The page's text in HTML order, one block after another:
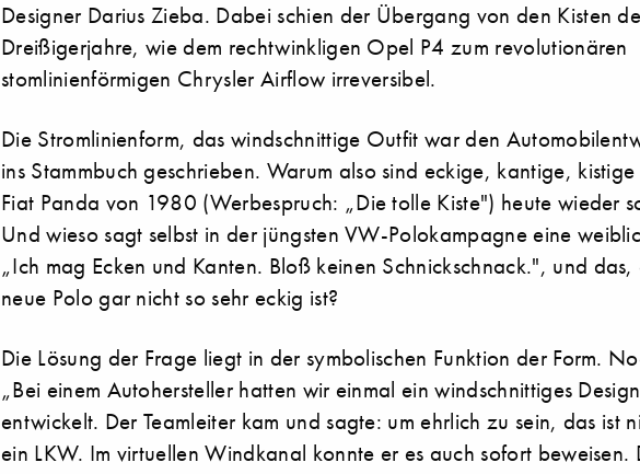
Designer Darius Zieba. Dabei schien der Übergang von den Kisten
Dreißigerjahre, wie dem rechtwinkligen Opel P4 zum revolutionären
stomlinienförmigen Chrysler Airflow irreversibel.
Die Stromlinienform, das windschnittige Outfit war den
ins Stammbuch geschrieben. Warum also sind eckige, kantige,
Fiat Panda von 1980 (Werbespruch: „Die tolle Kiste") heute wieder
Und wieso sagt selbst in der jüngsten VW-Polokampagne eine
„Ich mag Ecken und Kanten. Bloß keinen Schnickschnack.", und
neue Polo gar nicht so sehr eckig ist?
Die Lösung der Frage liegt in der symbolischen Funktion der Form.
„Bei einem Autohersteller hatten wir einmal ein windschnittiges
entwickelt. Der Teamleiter kam und sagte: um ehrlich zu sein, das ist
ein LKW. Im virtuellen Windkanal konnte er es auch sofort beweisen.